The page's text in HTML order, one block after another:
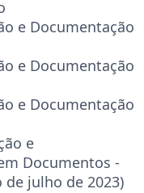
e Documentação
e Documentação
e Documentação
e
Documentos -
de julho de 2023)